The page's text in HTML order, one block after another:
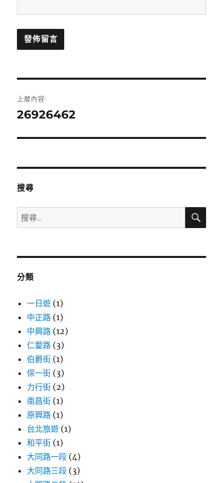
章
上層內容:
26926462
搜尋
搜
尋
鍵
搜
分類
一日遊 (1)
中正路 (1)
中興路 (12)
仁愛路 (3)
伯爵街 (1)
保一街 (3)
力行街 (2)
南昌街 (1)
原興路 (1)
台北旅遊 (1)
和平街 (1)
大同路一段 (4)
大同路三段 (3)